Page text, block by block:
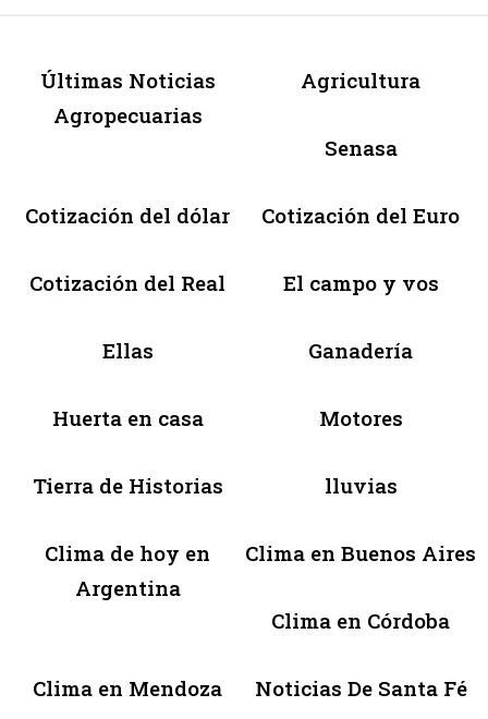
Últimas Noticias
Agropecuarias
Agricultura
Senasa
Cotización del dólar Cotización del Euro
Cotización del Real El campo y vos
Ellas Ganadería
Huerta en casa Motores
Tierra de Historias lluvias
Clima de hoy en
Argentina
Clima en Buenos Aires
Clima en Córdoba
Clima en Mendoza Noticias De Santa Fé